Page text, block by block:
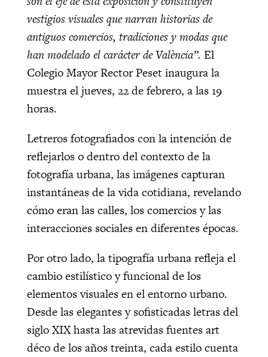
vestigios visuales que narran historias de
antiguos comercios, tradiciones y modas que
han modelado el carácter de València”. El
Colegio Mayor Rector Peset inaugura la
muestra el jueves, 22 de febrero, a las 19
horas.
Letreros fotografiados con la intención de
reflejarlos o dentro del contexto de la
fotografía urbana, las imágenes capturan
instantáneas de la vida cotidiana, revelando
cómo eran las calles, los comercios y las
interacciones sociales en diferentes épocas.
Por otro lado, la tipografía urbana refleja el
cambio estilístico y funcional de los
elementos visuales en el entorno urbano.
Desde las elegantes y sofisticadas letras del
siglo XIX hasta las atrevidas fuentes art
déco de los años treinta, cada estilo cuenta